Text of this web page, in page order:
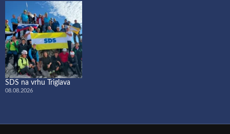
SDS na vrhu Triglava
08.08.2026